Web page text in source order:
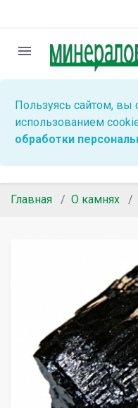
menu
Пользуясь сайтом, вы
использованием
обработки
Главная О камнях